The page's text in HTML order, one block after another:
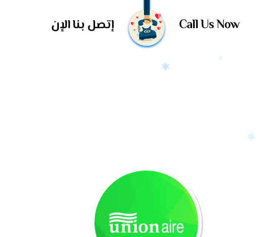
إتصل بنا الإن Call Us Now